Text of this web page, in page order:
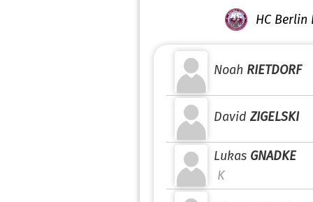
HC Berlin
Noah RIETDORF
David ZIGELSKI
Lukas GNADKE
K